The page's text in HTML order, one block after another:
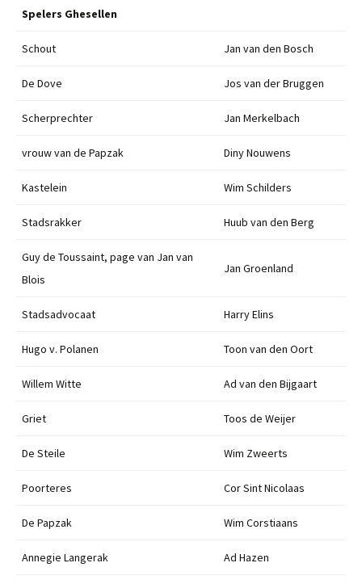
Spelers Ghesellen
Schout Jan van den Bosch
De Dove Jos van der Bruggen
Scherprechter Jan Merkelbach
vrouw van de Papzak Diny Nouwens
Kastelein Wim Schilders
Stadsrakker Huub van den Berg
Guy de Toussaint, page van Jan van
Blois
Jan Groenland
Stadsadvocaat Harry Elins
Hugo v. Polanen Toon van den Oort
Willem Witte Ad van den Bijgaart
Griet Toos de Weijer
De Steile Wim Zweerts
Poorteres Cor Sint Nicolaas
De Papzak Wim Corstiaans
Annegie Langerak Ad Hazen